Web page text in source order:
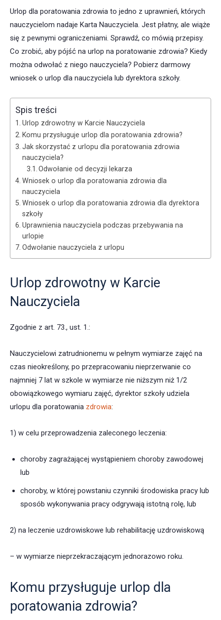
Urlop dla poratowania zdrowia to jedno z uprawnień, których
nauczycielom nadaje Karta Nauczyciela. Jest płatny, ale wiąże
się z pewnymi ograniczeniami. Sprawdź, co mówią przepisy.
Co zrobić, aby pójść na urlop na poratowanie zdrowia? Kiedy
można odwołać z niego nauczyciela? Pobierz darmowy
wniosek o urlop dla nauczyciela lub dyrektora szkoły.
Spis treści
Urlop zdrowotny w Karcie Nauczyciela
Komu przysługuje urlop dla poratowania zdrowia?
Jak skorzystać z urlopu dla poratowania zdrowia
nauczyciela?
Odwołanie od decyzji lekarza
Wniosek o urlop dla poratowania zdrowia dla
nauczyciela
Wniosek o urlop dla poratowania zdrowia dla dyrektora
szkoły
Uprawnienia nauczyciela podczas przebywania na
urlopie
Odwołanie nauczyciela z urlopu
Urlop zdrowotny w Karcie
Nauczyciela
Zgodnie z art. 73., ust. 1.:
Nauczycielowi zatrudnionemu w pełnym wymiarze zajęć na
czas nieokreślony, po przepracowaniu nieprzerwanie co
najmniej 7 lat w szkole w wymiarze nie niższym niż 1/2
obowiązkowego wymiaru zajęć, dyrektor szkoły udziela
urlopu dla poratowania zdrowia:
1) w celu przeprowadzenia zaleconego leczenia:
choroby zagrażającej wystąpieniem choroby zawodowej
lub
choroby, w której powstaniu czynniki środowiska pracy lub
sposób wykonywania pracy odgrywają istotną rolę, lub
2) na leczenie uzdrowiskowe lub rehabilitację uzdrowiskową
– w wymiarze nieprzekraczającym jednorazowo roku.
Komu przysługuje urlop dla
poratowania zdrowia?